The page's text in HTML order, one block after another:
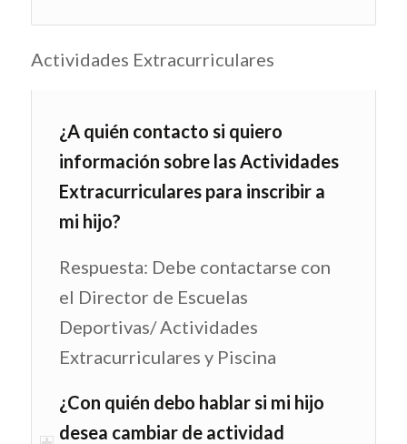
Actividades Extracurriculares
¿A quién contacto si quiero
información sobre las Actividades
Extracurriculares para inscribir a
mi hijo?
Respuesta: Debe contactarse con
el Director de Escuelas
Deportivas/ Actividades
Extracurriculares y Piscina
¿Con quién debo hablar si mi hijo
desea cambiar de actividad